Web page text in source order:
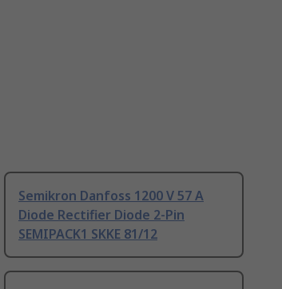
Semikron Danfoss 1200 V 57 A
Diode Rectifier Diode 2-Pin
SEMIPACK1 SKKE 81/12